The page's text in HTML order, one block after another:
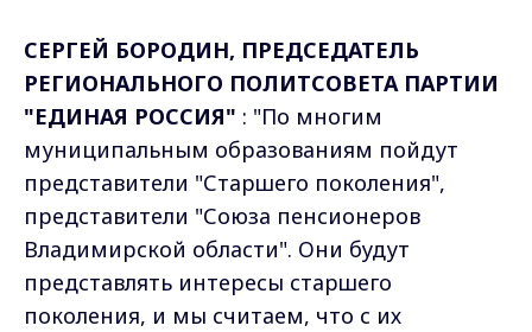
СЕРГЕЙ БОРОДИН, ПРЕДСЕДАТЕЛЬ
РЕГИОНАЛЬНОГО ПОЛИТСОВЕТА ПАРТИИ
"ЕДИНАЯ РОССИЯ" : "По многим
муниципальным образованиям пойдут
представители "Старшего поколения",
представители "Союза пенсионеров
Владимирской области". Они будут
представлять интересы старшего
поколения, и мы считаем, что с их